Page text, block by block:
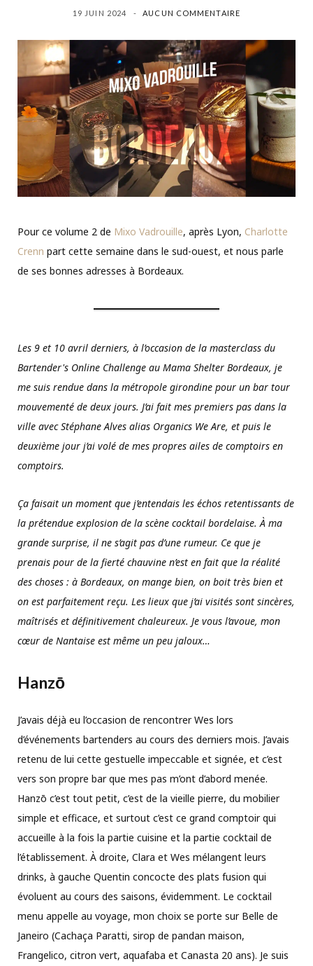
19 JUIN 2024 AUCUN COMMENTAIRE
Pour ce volume 2 de Mixo Vadrouille, après Lyon, Charlotte
Crenn part cette semaine dans le sud-ouest, et nous parle
de ses bonnes adresses à Bordeaux.
Les 9 et 10 avril derniers, à l’occasion de la masterclass du
Bartender's Online Challenge au Mama Shelter Bordeaux, je
me suis rendue dans la métropole girondine pour un bar tour
mouvementé de deux jours. J’ai fait mes premiers pas dans la
ville avec Stéphane Alves alias Organics We Are, et puis le
deuxième jour j’ai volé de mes propres ailes de comptoirs en
comptoirs.
Ça faisait un moment que j’entendais les échos retentissants de
la prétendue explosion de la scène cocktail bordelaise. À ma
grande surprise, il ne s’agit pas d’une rumeur. Ce que je
prenais pour de la fierté chauvine n’est en fait que la réalité
des choses : à Bordeaux, on mange bien, on boit très bien et
on est parfaitement reçu. Les lieux que j’ai visités sont sincères,
maîtrisés et définitivement chaleureux. Je vous l’avoue, mon
cœur de Nantaise est même un peu jaloux…
Hanzō
J’avais déjà eu l’occasion de rencontrer Wes lors
d’événements bartenders au cours des derniers mois. J’avais
retenu de lui cette gestuelle impeccable et signée, et c’est
vers son propre bar que mes pas m’ont d’abord menée.
Hanzō c’est tout petit, c’est de la vieille pierre, du mobilier
simple et efficace, et surtout c’est ce grand comptoir qui
accueille à la fois la partie cuisine et la partie cocktail de
l’établissement. À droite, Clara et Wes mélangent leurs
drinks, à gauche Quentin concocte des plats fusion qui
évoluent au cours des saisons, évidemment. Le cocktail
menu appelle au voyage, mon choix se porte sur Belle de
Janeiro (Cachaça Paratti, sirop de pandan maison,
Frangelico, citron vert, aquafaba et Canasta 20 ans). Je suis